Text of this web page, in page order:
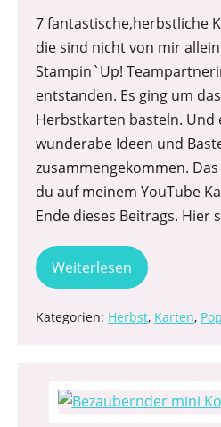
7 fantastische,herbstliche
die sind nicht von mir
Stampin`Up!
entstanden. Es ging um
Herbstkarten basteln. Und
wunderabe Ideen und
zusammengekommen.
du auf meinem YouTube
Ende dieses Beitrags. Hier
Weiterlesen
Kategorien: Herbst, Karten,